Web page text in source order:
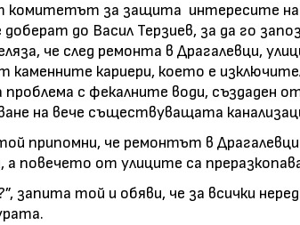
комитетът за защита интересите на
до Васил Терзиев, за да го
че след ремонта в Драгалевци,
каменните кариери, което е
проблема с фекалните води, създаден
на вече съществуващата
припомни, че ремонтът в Драгалевци
а повечето от улиците са
запита той и обяви, че за всички